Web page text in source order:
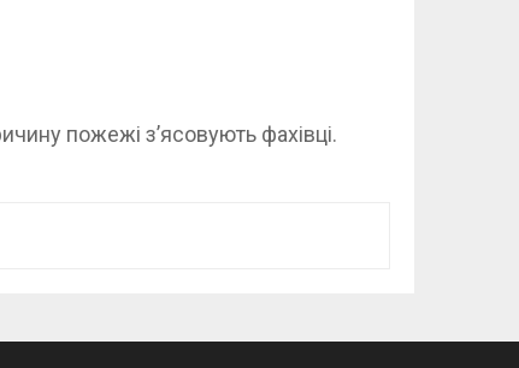
пожежі з’ясовують фахівці.